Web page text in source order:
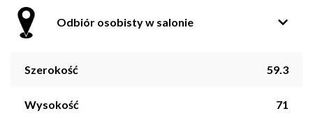
Odbiór osobisty w salonie
Szerokość 59.3
Wysokość 71